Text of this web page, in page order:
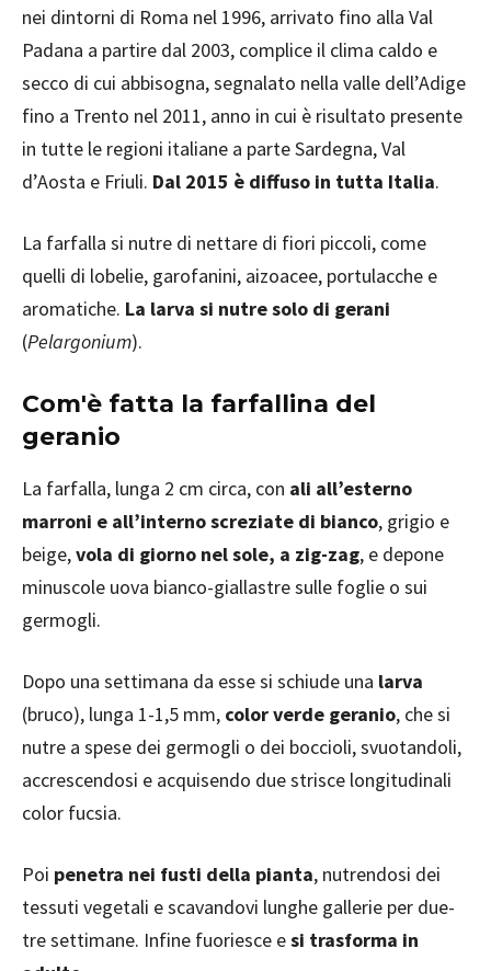
nei dintorni di Roma nel 1996, arrivato fino alla Val
Padana a partire dal 2003, complice il clima caldo e
secco di cui abbisogna, segnalato nella valle dell’Adige
fino a Trento nel 2011, anno in cui è risultato presente
in tutte le regioni italiane a parte Sardegna, Val
d’Aosta e Friuli. Dal 2015 è diffuso in tutta Italia.
La farfalla si nutre di nettare di fiori piccoli, come
quelli di lobelie, garofanini, aizoacee, portulacche e
aromatiche. La larva si nutre solo di gerani
(Pelargonium).
Com'è fatta la farfallina del
geranio
La farfalla, lunga 2 cm circa, con ali all’esterno
marroni e all’interno screziate di bianco, grigio e
beige,vola di giorno nel sole, a zig-zag, e depone
minuscole uova bianco-giallastre sulle foglie o sui
germogli.
Dopo una settimana da esse si schiude una larva
(bruco), lunga 1-1,5 mm, color verde geranio, che si
nutre a spese dei germogli o dei boccioli, svuotandoli,
accrescendosi e acquisendo due strisce longitudinali
color fucsia.
Poi penetra nei fusti della pianta, nutrendosi dei
tessuti vegetali e scavandovi lunghe gallerie per due-
tre settimane. Infine fuoriesce esi trasforma in